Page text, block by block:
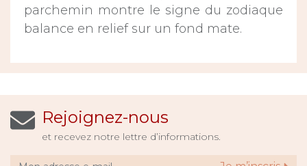
parchemin montre le signe du zodiaque
balance en relief sur un fond mate.
Rejoignez-nous
et recevez notre lettre d’informations.